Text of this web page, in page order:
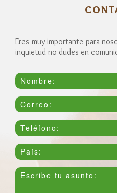
Eres muy importante para
inquietud no dudes en